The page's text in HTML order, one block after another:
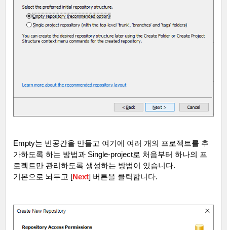
Empty는 빈공간을 만들고 여기에 여러 개의 프로젝트를 추
가하도록 하는 방법과 Single-project로 처음부터 하나의 프
로젝트만 관리하도록 생성하는 방법이 있습니다.
기본으로 놔두고 [Next] 버튼을 클릭합니다.